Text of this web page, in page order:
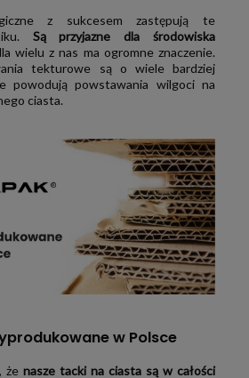
z sukcesem zastępują te
Są przyjazne dla środowiska
wielu z nas ma ogromne znaczenie.
tekturowe są o wiele bardziej
powodują powstawania wilgoci na